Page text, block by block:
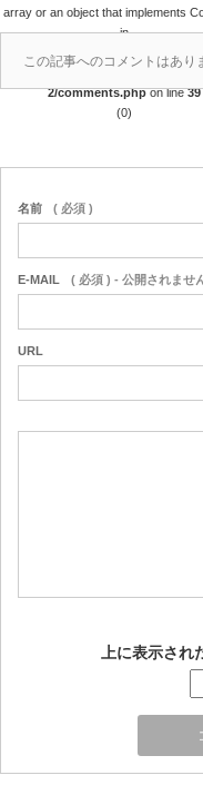
array or an object that implements
in
/home/r4688280/public_html/
om/wp-content/themes/
2/comments.phpon line39
(0)
この記事へのコメントはあり
名前 ( 必須 )
E-MAIL ( 必須 ) - 公開されませ
URL
上に表示され